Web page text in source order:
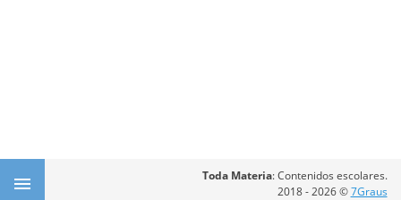
Toda Materia: Contenidos escolares.
2018 - 2026 ©7Graus